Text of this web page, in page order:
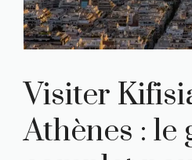
Visiter
Athènes : le